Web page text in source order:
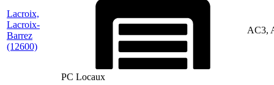
Lacroix,
Lacroix-
Barrez
(12600)
PC Locaux
AC3,